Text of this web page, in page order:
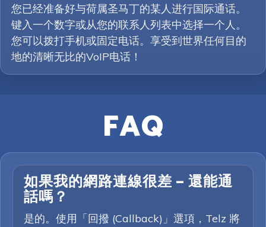
您已经准备好与荷属圣马丁的某人进行国际通话。
键入一个数字或从您的联系人列表中选择一个人。
您可以拨打手机或固定电话。享受到世界任何目的
地的清晰无比的VoIP电话！
FAQ
如果我的網路連線很差 — 還能通
話嗎？
是的。使用「回撥 (Callback)」選項，Telz 將